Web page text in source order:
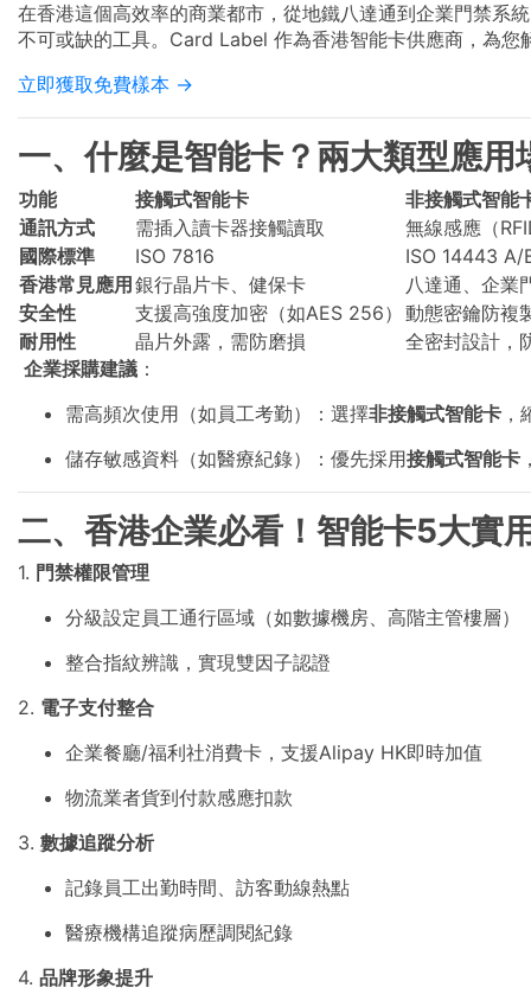
在香港這個高效率的商業都市，從地鐵八達通到企業門禁系
不可或缺的工具。Card Label 作為香港智能卡供應商，為您
立即獲取免費樣本 →
一、什麼是智能卡？兩大類型應用
功能 接觸式智能卡
非接觸式智能
通訊方式
需插入讀卡器接觸讀取
無線感應（
國際標準
ISO 7816
ISO 14443 A/
香港常見應用 銀行晶片卡、健保卡
八達通、企業
安全性
支援高強度加密（如AES 256） 動態密鑰防複
耐用性
晶片外露，需防磨損
全密封設計，
企業採購建議 ：
需高頻次使用（如員工考勤）：選擇非接觸式智能卡
儲存敏感資料（如醫療紀錄）：優先採用接觸式智能卡
二、香港企業必看！智能卡5大實
1. 門禁權限管理
分級設定員工通行區域（如數據機房、高階主管樓層）
整合指紋辨識，實現雙因子認證
2. 電子支付整合
企業餐廳/福利社消費卡，支援Alipay HK即時加值
物流業者貨到付款感應扣款
3. 數據追蹤分析
記錄員工出勤時間、訪客動線熱點
醫療機構追蹤病歷調閱紀錄
4. 品牌形象提升